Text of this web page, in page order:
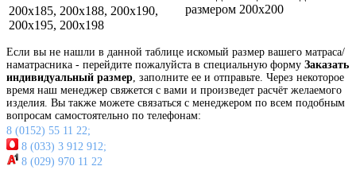
размером 200x200
200x185, 200x188, 200x190,
200x195, 200x198
Если вы не нашли в данной таблице искомый размер вашего матраса/
наматрасника - перейдите пожалуйста в специальную форму Заказать
индивидуальный размер, заполните ее и отправьте. Через некоторое
время наш менеджер свяжется с вами и произведет расчёт желаемого
изделия. Вы также можете связаться с менеджером по всем подобным
вопросам самостоятельно по телефонам:
8 (0152) 55 11 22;
8 (033) 3 912 912;
8 (029) 970 11 22